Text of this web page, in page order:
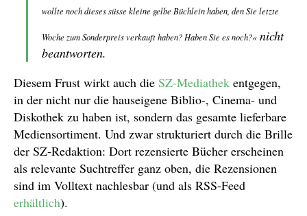
wollte noch dieses süsse kleine gelbe Büchlein haben, den Sie letzte
Woche zum Sonderpreis verkauft haben? Haben Sie es noch?«nicht
beantworten.
Diesem Frust wirkt auch die SZ-Mediathek entgegen,
in der nicht nur die hauseigene Biblio-, Cinema- und
Diskothek zu haben ist, sondern das gesamte lieferbare
Mediensortiment. Und zwar strukturiert durch die Brille
der SZ-Redaktion: Dort rezensierte Bücher erscheinen
als relevante Suchtreffer ganz oben, die Rezensionen
sind im Volltext nachlesbar (und als RSS-Feed
erhältlich).